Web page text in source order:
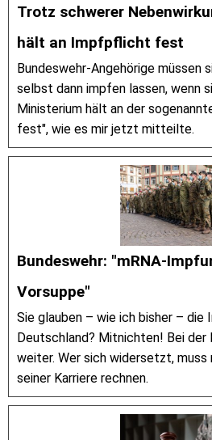
Trotz schwerer
hält an Impfpflicht fest
Bundeswehr-Angehörige müssen
selbst dann impfen lassen, wenn
Ministerium hält an der
fest", wie es mir jetzt mitteilte.
Bundeswehr: "mRNA-
Vorsuppe"
Sie glauben – wie ich bisher –
Deutschland? Mitnichten! Bei der
weiter. Wer sich widersetzt,
seiner Karriere rechnen.